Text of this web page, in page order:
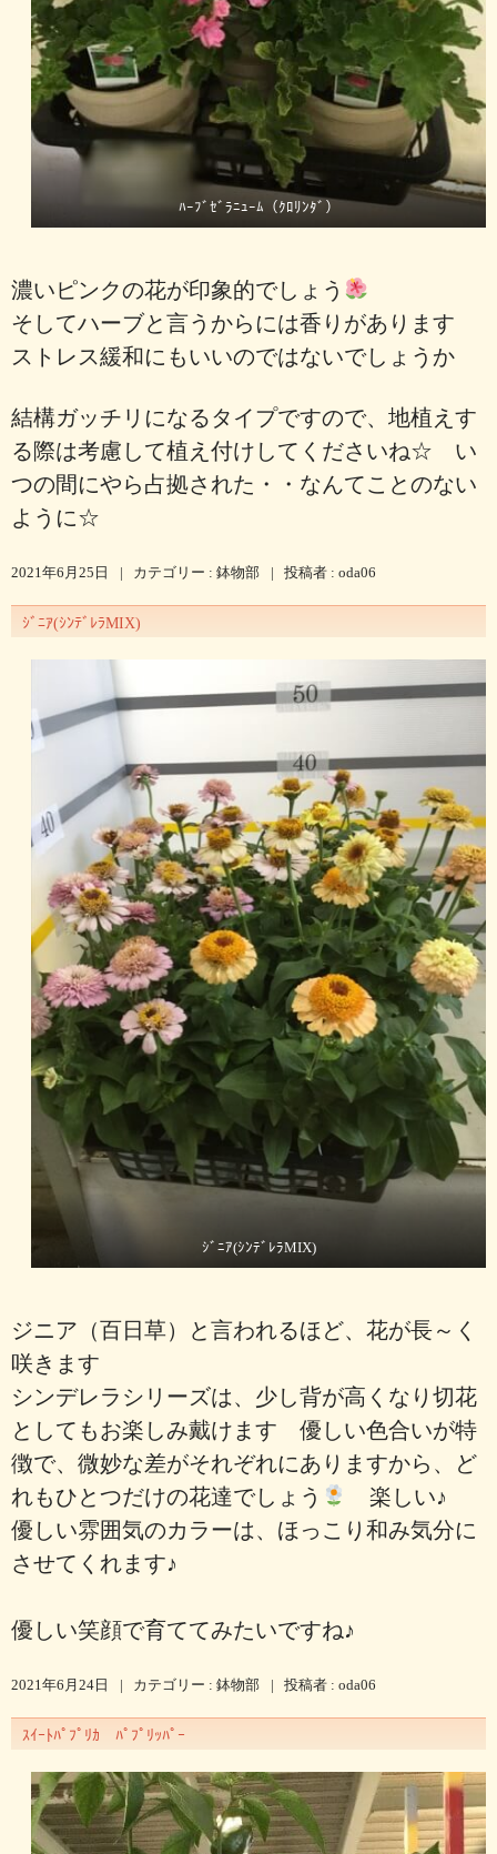
ﾊｰﾌﾞｾﾞﾗﾆｭｰﾑ（ｸﾛﾘﾝﾀﾞ）
濃いピンクの花が印象的でしょう
そしてハーブと言うからには香りがあります
ストレス緩和にもいいのではないでしょうか
結構ガッチリになるタイプですので、地植えす
る際は考慮して植え付けしてくださいね☆ い
つの間にやら占拠された・・なんてことのない
ように☆
2021年6月25日 | カテゴリー : 鉢物部 | 投稿者 : oda06
ｼﾞﾆｱ(ｼﾝﾃﾞﾚﾗMIX)
ｼﾞﾆｱ(ｼﾝﾃﾞﾚﾗMIX)
ジニア（百日草）と言われるほど、花が長～く
咲きます
シンデレラシリーズは、少し背が高くなり切花
としてもお楽しみ戴けます 優しい色合いが特
徴で、微妙な差がそれぞれにありますから、ど
れもひとつだけの花達でしょう
楽しい♪
優しい雰囲気のカラーは、ほっこり和み気分に
させてくれます♪
優しい笑顔で育ててみたいですね♪
2021年6月24日 | カテゴリー : 鉢物部 | 投稿者 : oda06
ｽｲｰﾄﾊﾟﾌﾟﾘｶ ﾊﾟﾌﾟﾘｯﾊﾟｰ